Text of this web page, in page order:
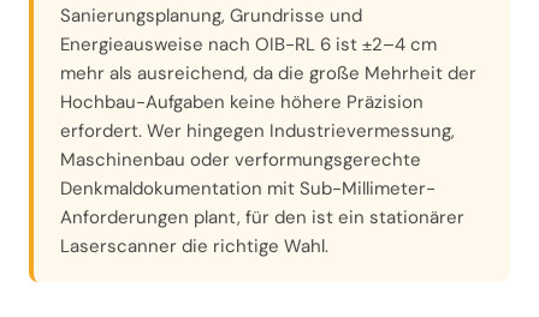
Sanierungsplanung, Grundrisse und
Energieausweise nach OIB-RL 6 ist ±2–4 cm
mehr als ausreichend, da die große Mehrheit der
Hochbau-Aufgaben keine höhere Präzision
erfordert. Wer hingegen Industrievermessung,
Maschinenbau oder verformungsgerechte
Denkmaldokumentation mit Sub-Millimeter-
Anforderungen plant, für den ist ein stationärer
Laserscanner die richtige Wahl.